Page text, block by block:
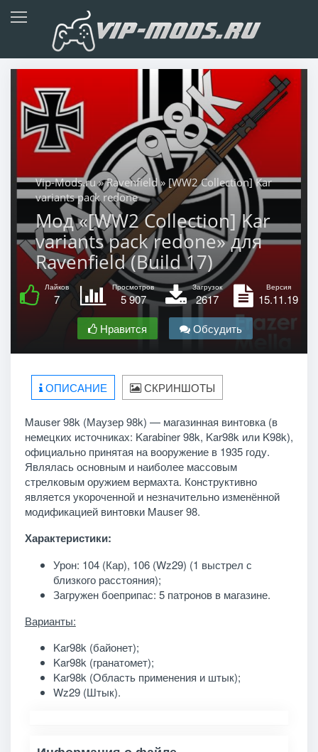
Vip-Mods.ru»Ravenfield» [WW2 Collection] Kar
variants pack redone
Мод «[WW2 Collection] Kar
variants pack redone» для
Ravenfield (Build 17)
Лайков
7
Просмотров
5 907
Загрузок
2617
Версия
15.11.19
Нравится
Обсудить
ОПИСАНИЕ СКРИНШОТЫ
Mauser 98k (Маузер 98k) — магазинная винтовка (в
немецких источниках: Karabiner 98k, Kar98k или K98k),
официально принятая на вооружение в 1935 году.
Являлась основным и наиболее массовым
стрелковым оружием вермахта. Конструктивно
является укороченной и незначительно изменённой
модификацией винтовки Mauser 98.
Характеристики:
Урон: 104 (Кар), 106 (Wz29) (1 выстрел с
близкого расстояния);
Загружен боеприпас: 5 патронов в магазине.
Варианты:
Kar98k (байонет);
Kar98k (гранатомет);
Kar98k (Область применения и штык);
Wz29 (Штык).